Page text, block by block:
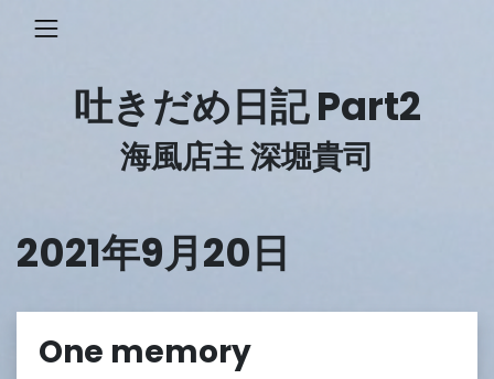
吐きだめ日記 Part2
海風店主 深堀貴司
2021年9月20日
One memory